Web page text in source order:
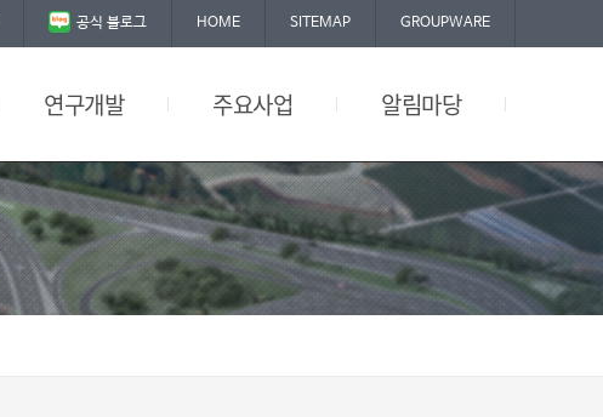
공식 블로그 HOME SITEMAP GROUPWARE
연구개발 주요사업 알림마당